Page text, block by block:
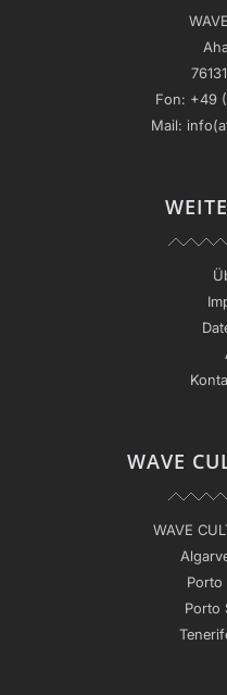
Fon: +49
Mail:
WAVE
WAVE
Porto
Porto